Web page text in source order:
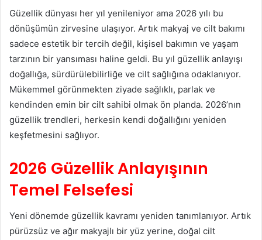
Güzellik dünyası her yıl yenileniyor ama 2026 yılı bu
dönüşümün zirvesine ulaşıyor. Artık makyaj ve cilt bakımı
sadece estetik bir tercih değil, kişisel bakımın ve yaşam
tarzının bir yansıması haline geldi. Bu yıl güzellik anlayışı
doğallığa, sürdürülebilirliğe ve cilt sağlığına odaklanıyor.
Mükemmel görünmekten ziyade sağlıklı, parlak ve
kendinden emin bir cilt sahibi olmak ön planda. 2026’nın
güzellik trendleri, herkesin kendi doğallığını yeniden
keşfetmesini sağlıyor.
2026 Güzellik Anlayışının
Temel Felsefesi
Yeni dönemde güzellik kavramı yeniden tanımlanıyor. Artık
pürüzsüz ve ağır makyajlı bir yüz yerine, doğal cilt